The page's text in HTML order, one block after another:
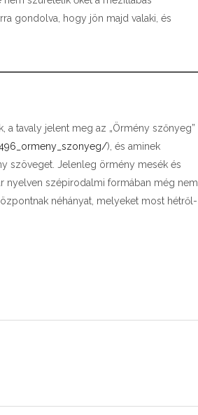
gondolva, hogy jön majd valaki, és
tavaly jelent meg az „Örmény szőnyeg”
), és aminek
szöveget. Jelenleg örmény mesék és
nyelven szépirodalmi formában még nem
néhányat, melyeket most hétről-